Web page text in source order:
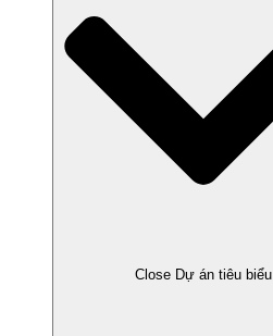
Close Dự án tiêu biểu